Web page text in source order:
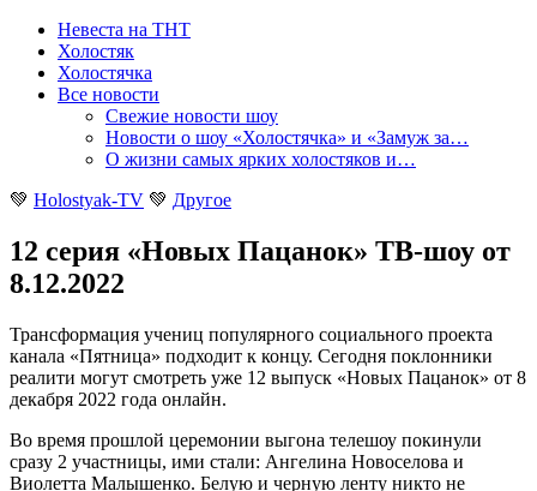
Невеста на ТНТ
Холостяк
Холостячка
Все новости
Свежие новости шоу
Новости о шоу «Холостячка» и «Замуж за…
О жизни самых ярких холостяков и…
💚 Holostyak-TV 💚 Другое
12 серия «Новых Пацанок» ТВ-шоу от
8.12.2022
Трансформация учениц популярного социального проекта
канала «Пятница» подходит к концу. Сегодня поклонники
реалити могут смотреть уже 12 выпуск «Новых Пацанок» от 8
декабря 2022 года онлайн.
Во время прошлой церемонии выгона телешоу покинули
сразу 2 участницы, ими стали: Ангелина Новоселова и
Виолетта Малышенко. Белую и черную ленту никто не